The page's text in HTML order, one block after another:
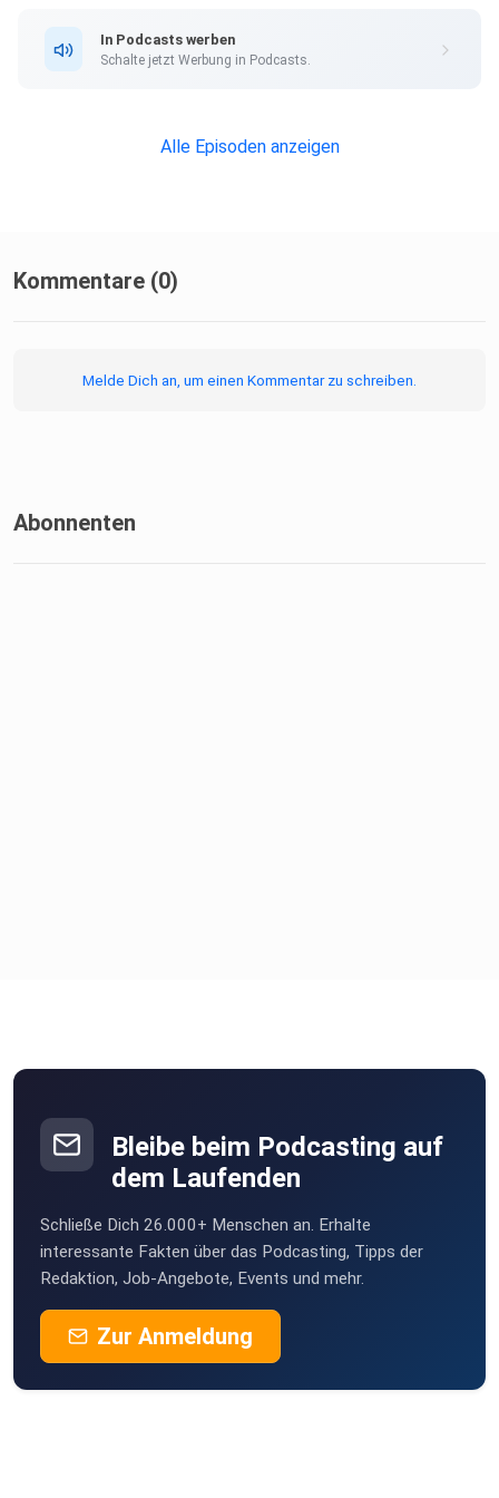
In Podcasts werben
Schalte jetzt Werbung in Podcasts.
Alle Episoden anzeigen
Kommentare (0)
Melde Dich an, um einen Kommentar zu schreiben.
Abonnenten
Bleibe beim Podcasting auf
dem Laufenden
Schließe Dich 26.000+ Menschen an. Erhalte
interessante Fakten über das Podcasting, Tipps der
Redaktion, Job-Angebote, Events und mehr.
Zur Anmeldung